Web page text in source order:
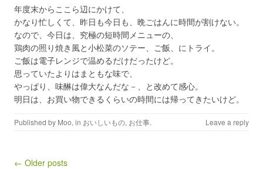
年度末からここら辺にかけて、
かなり忙しくて、昨日も今日も、晩ごはんに時間が割けない。
なので、今日は、究極の短時間メニューの、
鶏肉の照り焼き風と小松菜のソテー、ご飯、にトライ。
ご飯は電子レンジで温めるだけだったけど。
思っていたよりはまともな味で、
やっぱり、味醂は偉大なんだな－、と改めて感心。
明日は、お買い物できるくらいの時間には帰ってきたいけど。
Published by Moo, in おいしいもの, お仕事. Leave a reply
Post navigation
← Older posts